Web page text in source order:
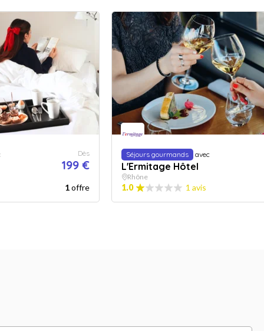
Dès
199 €
1offre
Séjours gourmands avec
L'Ermitage Hôtel
Rhône
1.0 1 avis